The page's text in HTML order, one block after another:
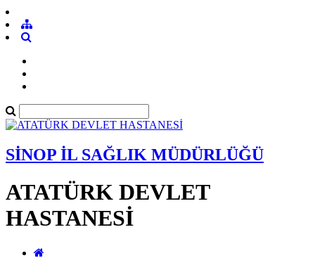
SİNOP İL SAĞLIK MÜDÜRLÜĞÜ
ATATÜRK DEVLET
HASTANESİ